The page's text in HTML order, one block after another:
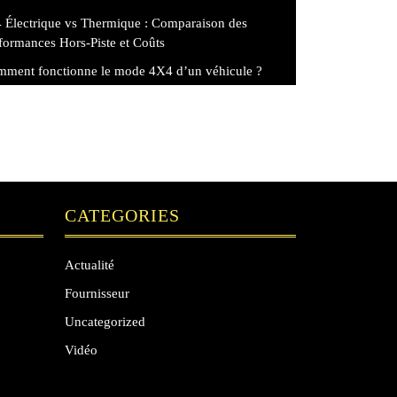
Électrique vs Thermique : Comparaison des
Hors-Piste et Coûts
fonctionne le mode 4X4 d’un véhicule ?
CATEGORIES
Actualité
Fournisseur
Uncategorized
Vidéo